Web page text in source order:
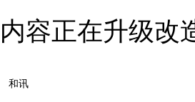
内容正在升级改
和讯